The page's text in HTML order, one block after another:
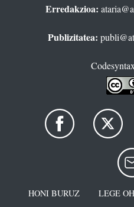
Erredakzioa:
Publizitatea:
HONI BURUZ LEGE